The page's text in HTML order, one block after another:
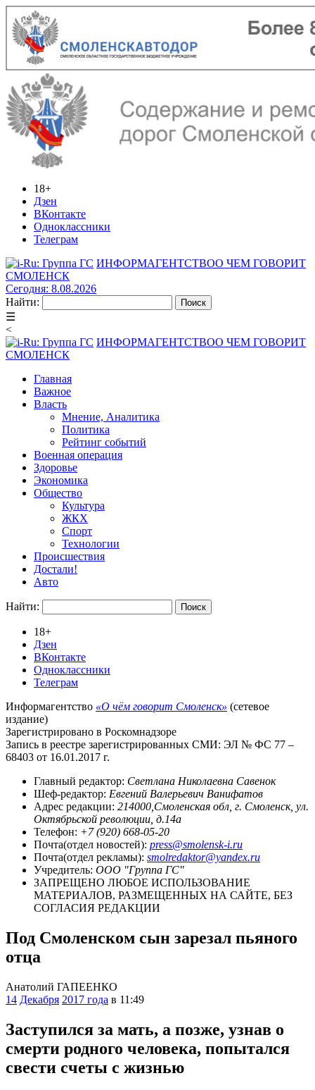
18+
Дзен
ВКонтакте
Одноклассники
Телеграм
ИНФОРМАГЕНТСТВОО ЧЕМ ГОВОРИТ
СМОЛЕНСК
Сегодня: 8.08.2026
Найти:
☰
<
ИНФОРМАГЕНТСТВОО ЧЕМ ГОВОРИТ
СМОЛЕНСК
Главная
Важное
Власть
Мнение, Аналитика
Политика
Рейтинг событий
Военная операция
Здоровье
Экономика
Общество
Культура
ЖКХ
Спорт
Технологии
Происшествия
Достали!
Авто
Найти:
18+
Дзен
ВКонтакте
Одноклассники
Телеграм
Информагентство «О чём говорит Смоленск» (сетевое
издание)
Зарегистрировано в Роскомнадзоре
Запись в реестре зарегистрированных СМИ: ЭЛ № ФС 77 –
68403 от 16.01.2017 г.
Главный редактор: Светлана Николаевна Савенок
Шеф-редактор: Евгений Валерьевич Ванифатов
Адрес редакции: 214000,Смоленская обл, г. Смоленск, ул.
Октябрьской революции, д.14а
Телефон: +7 (920) 668-05-20
Почта(отдел новостей): press@smolensk-i.ru
Почта(отдел рекламы): smolredaktor@yandex.ru
Учредитель: ООО "Группа ГС"
ЗАПРЕЩЕНО ЛЮБОЕ ИСПОЛЬЗОВАНИЕ
МАТЕРИАЛОВ, РАЗМЕЩЕННЫХ НА САЙТЕ, БЕЗ
СОГЛАСИЯ РЕДАКЦИИ
Под Смоленском сын зарезал пьяного
отца
Анатолий ГАПЕЕНКО
14 Декабря 2017 года в 11:49
Заступился за мать, а позже, узнав о
смерти родного человека, попытался
свести счеты с жизнью